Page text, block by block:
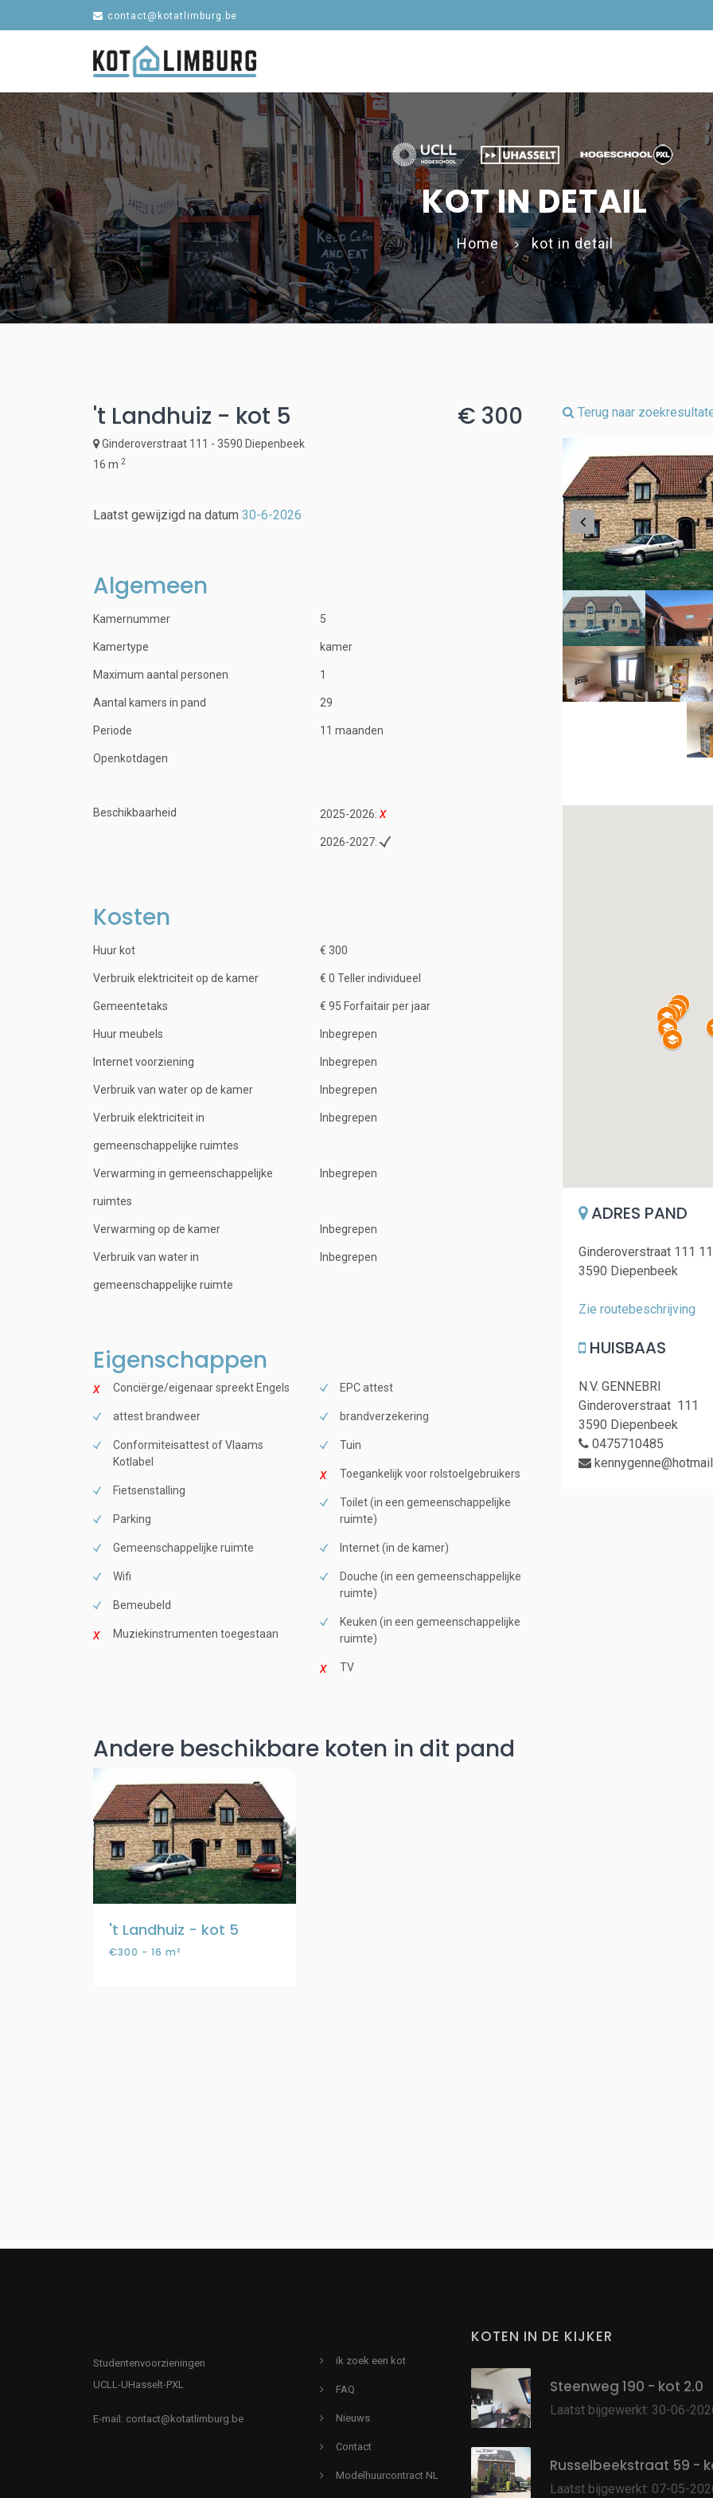
contact@kotatlimburg.be
KOT IN DETAIL
Home kot in detail
't Landhuiz - kot 5
Ginderoverstraat 111 - 3590 Diepenbeek
16 m 2
€ 300
Laatst gewijzigd na datum 30-6-2026
Algemeen
Kamernummer
Kamertype
Maximum aantal personen
Aantal kamers in pand
Periode
Openkotdagen
5
kamer
1
29
11 maanden
Beschikbaarheid 2025-2026:
2026-2027:
Kosten
Huur kot € 300
Verbruik elektriciteit op de kamer € 0 Teller individueel
Gemeentetaks € 95 Forfaitair per jaar
Huur meubels Inbegrepen
Internet voorziening Inbegrepen
Verbruik van water op de kamer Inbegrepen
Verbruik elektriciteit in
gemeenschappelijke ruimtes
Inbegrepen
Verwarming in gemeenschappelijke
ruimtes
Inbegrepen
Verwarming op de kamer Inbegrepen
Verbruik van water in
gemeenschappelijke ruimte
Inbegrepen
Eigenschappen
Conciërge/eigenaar spreekt Engels
attest brandweer
Conformiteisattest of Vlaams
Kotlabel
Fietsenstalling
Parking
Gemeenschappelijke ruimte
Wifi
Bemeubeld
Muziekinstrumenten toegestaan
EPC attest
brandverzekering
Tuin
Toegankelijk voor rolstoelgebruikers
Toilet (in een gemeenschappelijke
ruimte)
Internet (in de kamer)
Douche (in een gemeenschappelijke
ruimte)
Keuken (in een gemeenschappelijke
ruimte)
TV
Terug naar
ADRES PAND
Ginderoverstraat 111
3590 Diepenbeek
Zie routebeschrijving
HUISBAAS
N.V. GENNEBRI
Ginderoverstraat 111
3590 Diepenbeek
0475710485
Andere beschikbare koten in dit pand
't Landhuiz - kot 5
€300 - 16 m²
Studentenvoorzieningen
UCLL-UHasselt-PXL
E-mail: contact@kotatlimburg.be
ik zoek een kot
FAQ
Nieuws
Contact
Modelhuurcontract NL
KOTEN IN DE KIJKER
Steenweg 190 - kot 2.0
Laatst bijgewerkt: 30-06-
Russelbeekstraat 59 -
Laatst bijgewerkt: 07-05-